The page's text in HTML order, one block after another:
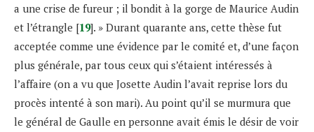
a une crise de fureur ; il bondit à la gorge de Maurice Audin
et l’étrangle [19]. » Durant quarante ans, cette thèse fut
acceptée comme une évidence par le comité et, d’une façon
plus générale, par tous ceux qui s’étaient intéressés à
l’affaire (on a vu que Josette Audin l’avait reprise lors du
procès intenté à son mari). Au point qu’il se murmura que
le général de Gaulle en personne avait émis le désir de voir